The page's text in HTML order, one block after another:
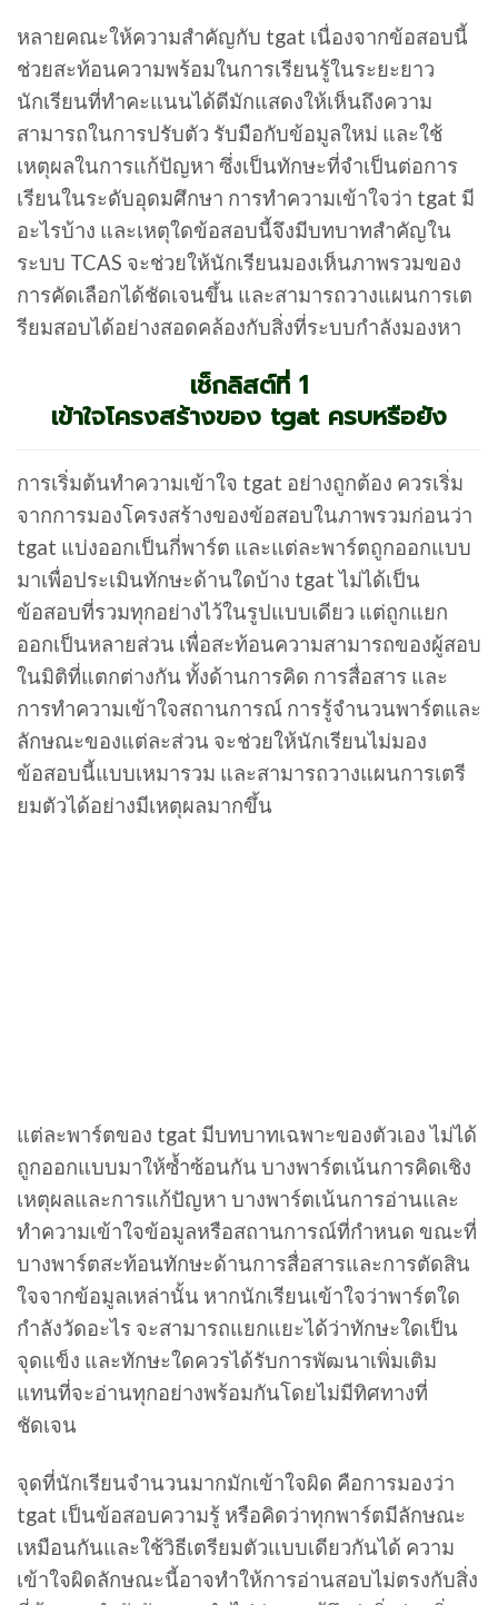
หลายคณะให้ความสำคัญกับ tgat เนื่องจากข้อสอบนี้
ช่วยสะท้อนความพร้อมในการเรียนรู้ในระยะยาว
นักเรียนที่ทำคะแนนได้ดีมักแสดงให้เห็นถึงความ
สามารถในการปรับตัว รับมือกับข้อมูลใหม่ และใช้
เหตุผลในการแก้ปัญหา ซึ่งเป็นทักษะที่จำเป็นต่อการ
เรียนในระดับอุดมศึกษา การทำความเข้าใจว่า tgat มี
อะไรบ้าง และเหตุใดข้อสอบนี้จึงมีบทบาทสำคัญใน
ระบบ TCAS จะช่วยให้นักเรียนมองเห็นภาพรวมของ
การคัดเลือกได้ชัดเจนขึ้น และสามารถวางแผนการเต
รียมสอบได้อย่างสอดคล้องกับสิ่งที่ระบบกำลังมองหา
เช็กลิสต์ที่ 1
เข้าใจโครงสร้างของ tgat ครบหรือยัง
การเริ่มต้นทำความเข้าใจ tgat อย่างถูกต้อง ควรเริ่ม
จากการมองโครงสร้างของข้อสอบในภาพรวมก่อนว่า
tgat แบ่งออกเป็นกี่พาร์ต และแต่ละพาร์ตถูกออกแบบ
มาเพื่อประเมินทักษะด้านใดบ้าง tgat ไม่ได้เป็น
ข้อสอบที่รวมทุกอย่างไว้ในรูปแบบเดียว แต่ถูกแยก
ออกเป็นหลายส่วน เพื่อสะท้อนความสามารถของผู้สอบ
ในมิติที่แตกต่างกัน ทั้งด้านการคิด การสื่อสาร และ
การทำความเข้าใจสถานการณ์ การรู้จำนวนพาร์ตและ
ลักษณะของแต่ละส่วน จะช่วยให้นักเรียนไม่มอง
ข้อสอบนี้แบบเหมารวม และสามารถวางแผนการเตรี
ยมตัวได้อย่างมีเหตุผลมากขึ้น
แต่ละพาร์ตของ tgat มีบทบาทเฉพาะของตัวเอง ไม่ได้
ถูกออกแบบมาให้ซ้ำซ้อนกัน บางพาร์ตเน้นการคิดเชิง
เหตุผลและการแก้ปัญหา บางพาร์ตเน้นการอ่านและ
ทำความเข้าใจข้อมูลหรือสถานการณ์ที่กำหนด ขณะที่
บางพาร์ตสะท้อนทักษะด้านการสื่อสารและการตัดสิน
ใจจากข้อมูลเหล่านั้น หากนักเรียนเข้าใจว่าพาร์ตใด
กำลังวัดอะไร จะสามารถแยกแยะได้ว่าทักษะใดเป็น
จุดแข็ง และทักษะใดควรได้รับการพัฒนาเพิ่มเติม
แทนที่จะอ่านทุกอย่างพร้อมกันโดยไม่มีทิศทางที่
ชัดเจน
จุดที่นักเรียนจำนวนมากมักเข้าใจผิด คือการมองว่า
tgat เป็นข้อสอบความรู้ หรือคิดว่าทุกพาร์ตมีลักษณะ
เหมือนกันและใช้วิธีเตรียมตัวแบบเดียวกันได้ ความ
เข้าใจผิดลักษณะนี้อาจทำให้การอ่านสอบไม่ตรงกับสิ่ง